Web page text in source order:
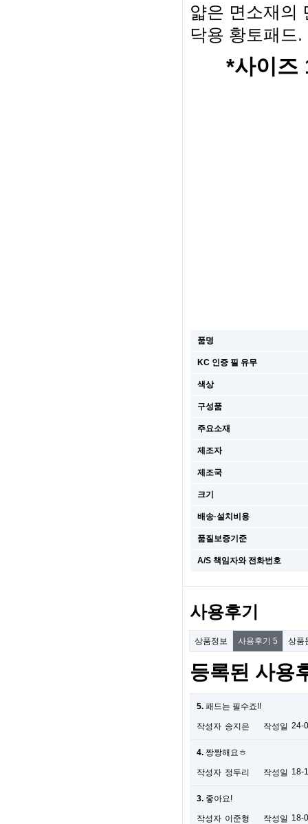
얇은 면소재의
닥용 황토패드.
*사이즈
품명
KC 인증 필 유무
색상
구성품
주요소재
제조자
제조국
크기
배송·설치비용
품질보증기준
A/S 책임자와 전화번호
사용후기
상품정보 사용후기 5 상품
등록된 사용
5. 패드는 필수죠!!
작성자 송지은 작성일 24-
4. 짱짱해요ㅎ
작성자 정두리 작성일 18-
3. 좋아요!
작성자 이준형 작성일 18-